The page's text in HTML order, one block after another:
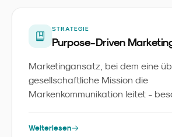
STRATEGIE
Purpose-Driven
Marketingansatz, bei dem eine
gesellschaftliche Mission die
Markenkommunikation leitet -
Weiterlesen